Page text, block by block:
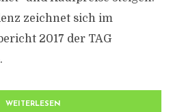
zeichnet sich im
2017 der TAG
WEITERLESEN